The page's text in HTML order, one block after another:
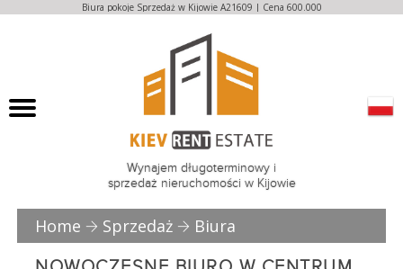
Biura pokoje Sprzedaż w Kijowie A21609 | Cena 600.000
Wynajem długoterminowy i
sprzedaż nieruchomości w Kijowie
Home Sprzedaż
Biura